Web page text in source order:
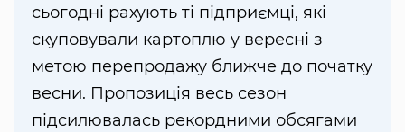
сьогодні рахують ті підприємці, які
скуповували картоплю у вересні з
метою перепродажу ближче до початку
весни. Пропозиція весь сезон
підсилювалась рекордними обсягами